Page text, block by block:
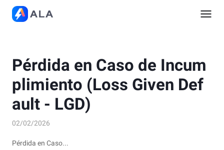
Pérdida en Caso de Incum
plimiento (Loss Given Def
ault - LGD)
02/02/2026
Pérdida en Caso...